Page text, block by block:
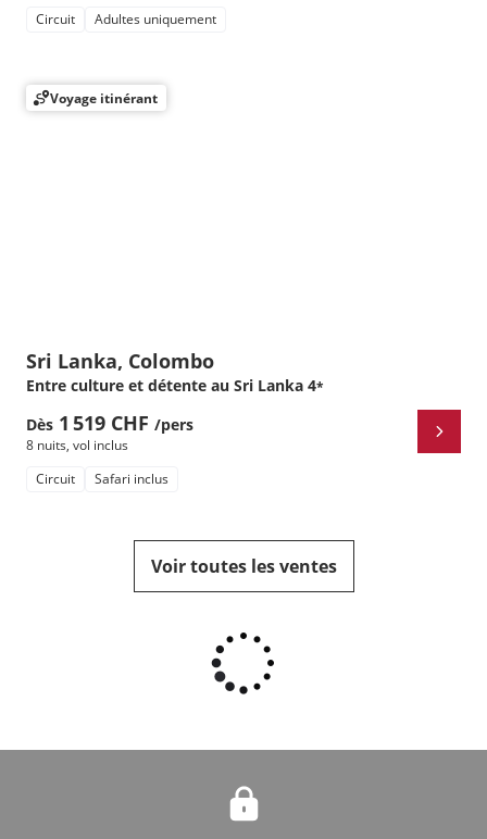
Circuit
Adultes uniquement
Voyage itinérant
Sri Lanka, Colombo
Entre culture et détente au Sri Lanka 4*
Dès 1 519 CHF /pers
8 nuits, vol inclus
Circuit
Safari inclus
Voir toutes les ventes